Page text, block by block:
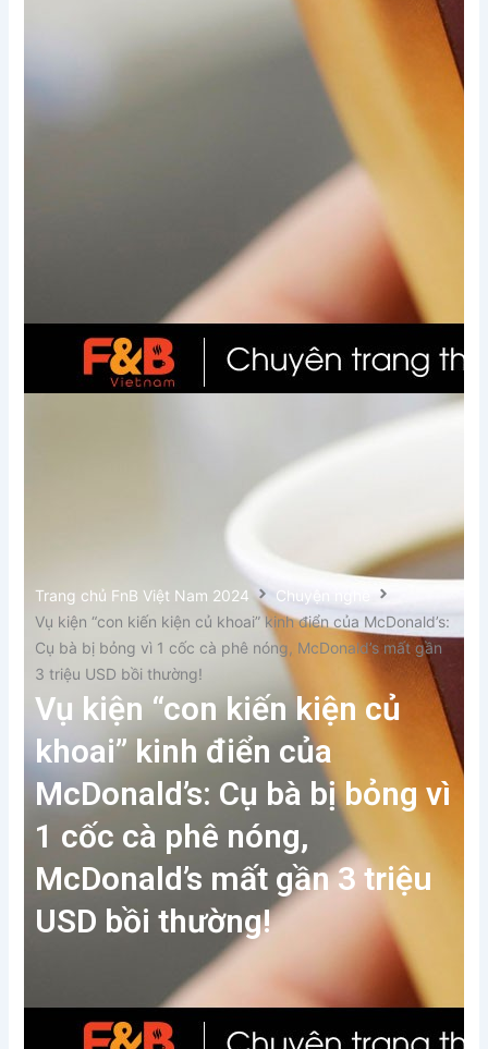
Trang chủ FnB Việt Nam 2024
Chuyện nghề
Vụ kiện “con kiến kiện củ khoai” kinh điển của McDonald’s:
Cụ bà bị bỏng vì 1 cốc cà phê nóng, McDonald’s mất gần
3 triệu USD bồi thường!
Vụ kiện “con kiến kiện củ
khoai” kinh điển của
McDonald’s: Cụ bà bị bỏng vì
1 cốc cà phê nóng,
McDonald’s mất gần 3 triệu
USD bồi thường!